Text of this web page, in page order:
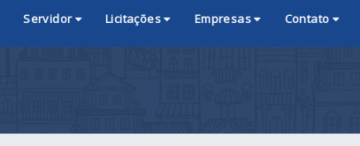
Servidor Licitações Empresas Contato